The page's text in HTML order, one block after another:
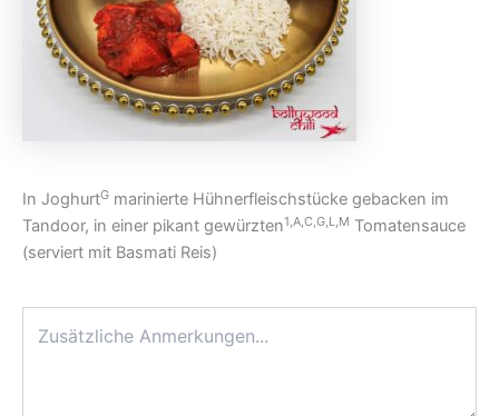
In JoghurtG marinierte Hühnerfleischstücke gebacken im
Tandoor, in einer pikant gewürzten1,A,C,G,L,M Tomatensauce
(serviert mit Basmati Reis)